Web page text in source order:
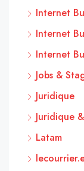
Internet
Internet
Internet
Jobs &
Juridique
Juridique
Latam